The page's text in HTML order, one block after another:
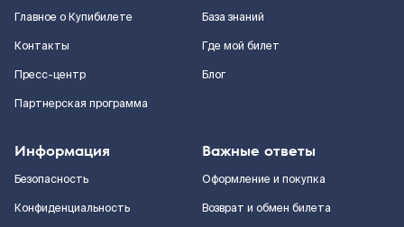
Главное о Купибилете
Контакты
Пресс-центр
Партнерская программа
База знаний
Где мой билет
Блог
Информация
Безопасность
Конфиденциальность
Важные ответы
Оформление и покупка
Возврат и обмен билета